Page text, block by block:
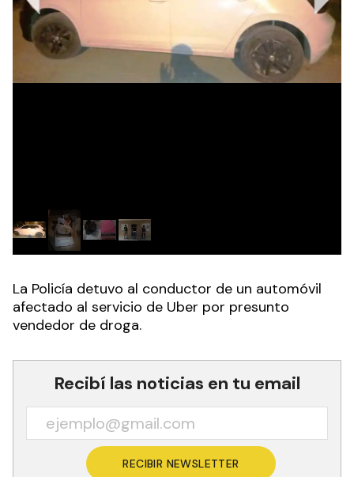
La Policía detuvo al conductor de un automóvil
afectado al servicio de Uber por presunto
vendedor de droga.
Recibí las noticias en tu email
RECIBIR NEWSLETTER